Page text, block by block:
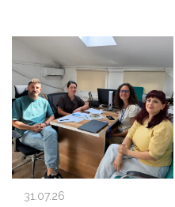
31.07.26